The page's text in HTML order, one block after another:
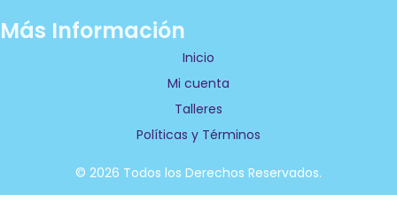
c
e
n
k
Más Información
Inicio
Mi cuenta
Talleres
Políticas y Términos
© 2026 Todos los Derechos Reservados.